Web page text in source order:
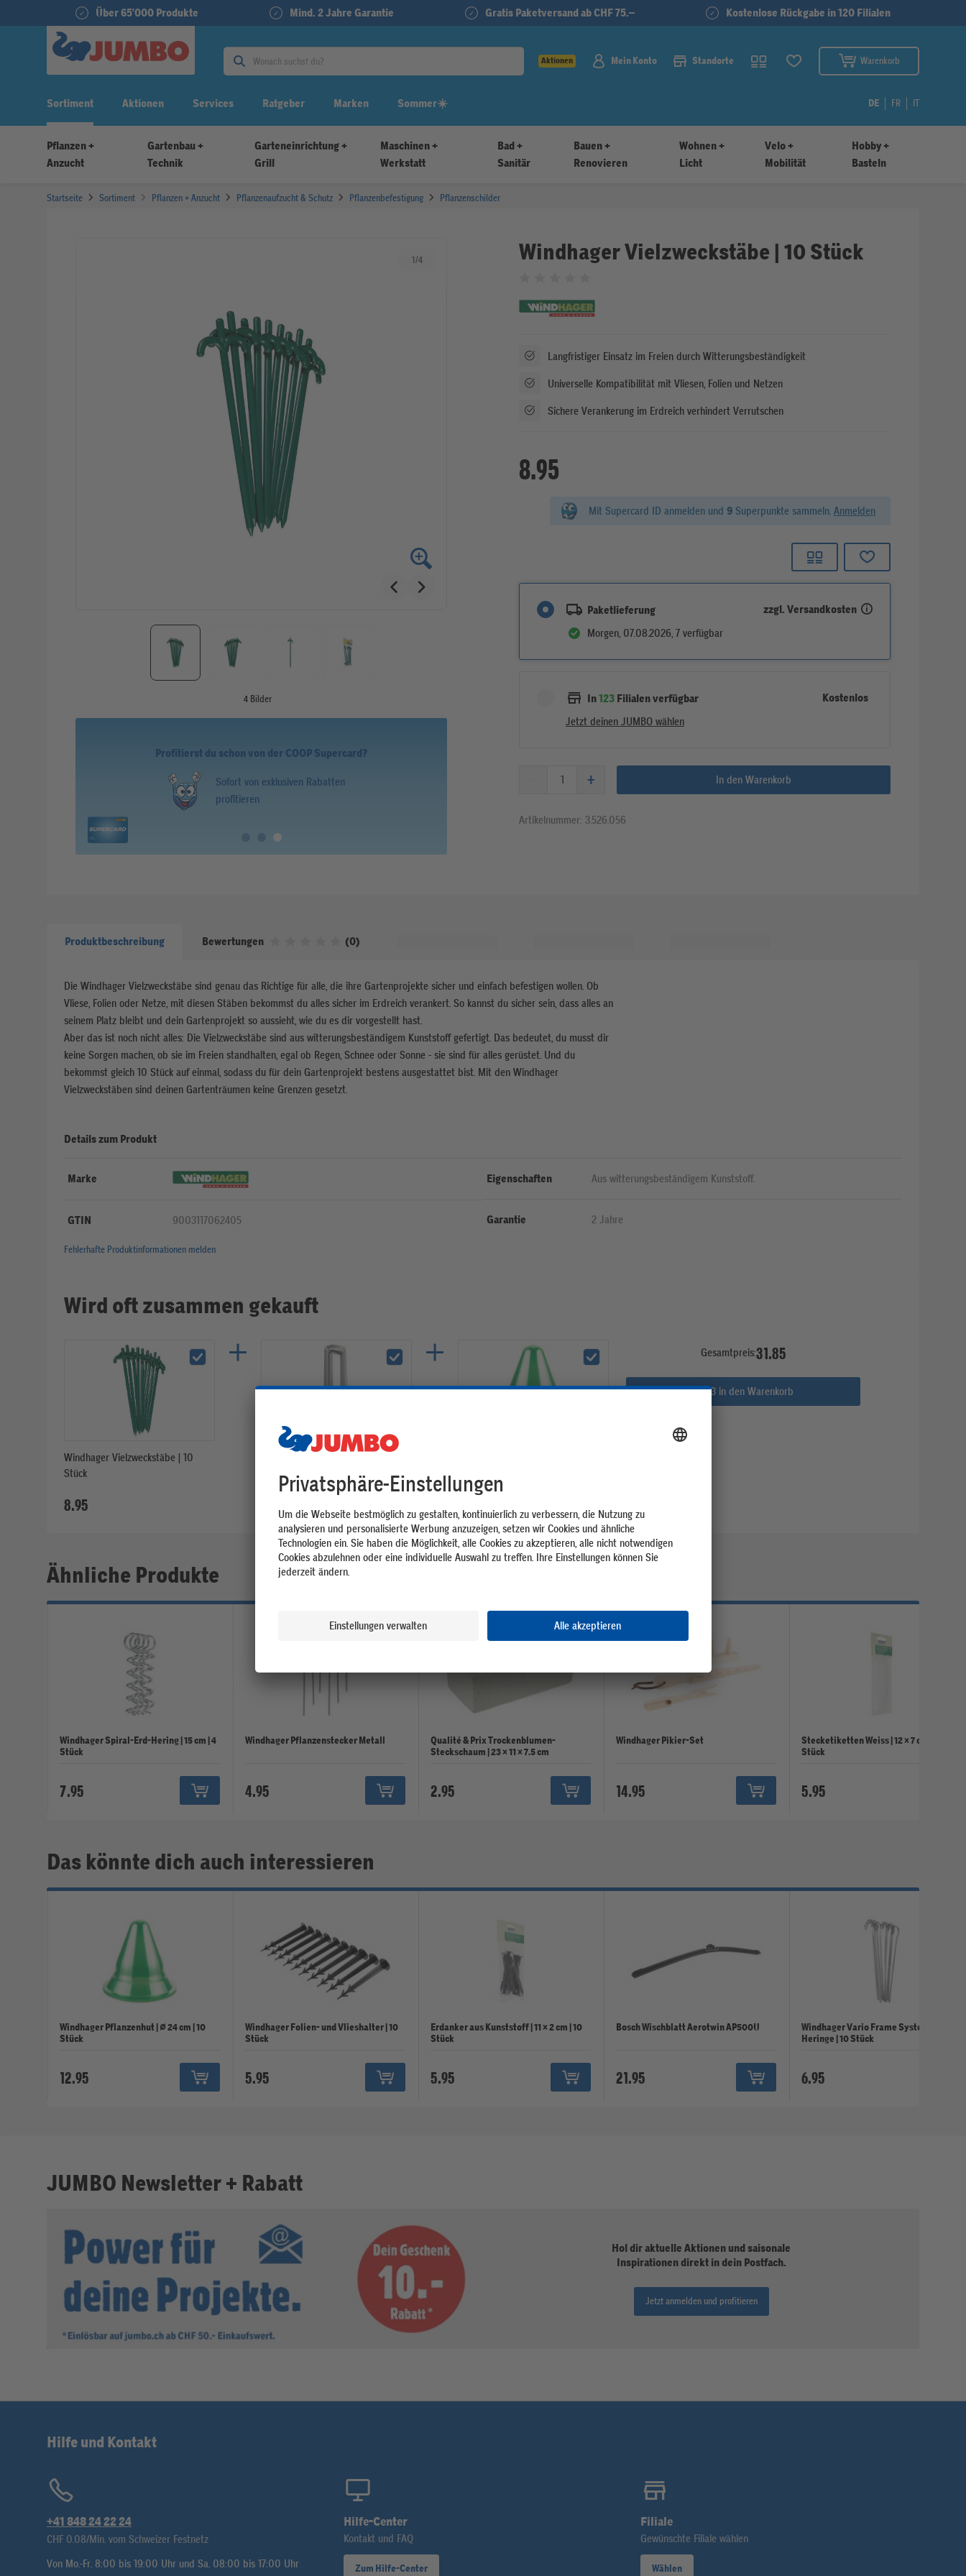
Über 65'000 Produkte Mind. 2 Jahre Garantie Gratis Paketversand ab CHF 75.– Kostenlose Rückgabe in 120 Filialen
Aktionen Mein Konto Standorte Warenkorb
Sortiment
Pflanzen +
Anzucht
Gartenbau +
Technik
Garteneinrichtung +
Grill
Maschinen +
Werkstatt
Bad +
Sanitär
Bauen +
Renovieren
Wohnen +
Licht
Velo +
Mobilität
Hobby +
Basteln
Aktionen Services Ratgeber Marken Sommer☀️ DE FR IT
Startseite Sortiment Pflanzen + Anzucht Pflanzenaufzucht & Schutz Pflanzenbefestigung Pflanzenschilder
1/4
4 Bilder
Windhager Vielzweckstäbe | 10 Stück
Langfristiger Einsatz im Freien durch Witterungsbeständigkeit
Universelle Kompatibilität mit Vliesen, Folien und Netzen
Sichere Verankerung im Erdreich verhindert Verrutschen
8.95
Mit Supercard ID anmelden und 9 Superpunkte sammeln. Anmelden
Paketlieferung zzgl. Versandkosten
Morgen, 07.08.2026, 7 verfügbar
In123 Filialen verfügbar Kostenlos
Jetzt deinen JUMBO wählen
In den Warenkorb
Artikelnummer: 3.526.056
Profitierst du schon von der COOP Supercard?
Sofort von exklusiven Rabatten
profitieren
Produktbeschreibung Bewertungen Bewertet mit 0 von 5 Sternen
(0)
Die Windhager Vielzweckstäbe sind genau das Richtige für alle, die ihre Gartenprojekte sicher und einfach befestigen wollen. Ob
Vliese, Folien oder Netze, mit diesen Stäben bekommst du alles sicher im Erdreich verankert. So kannst du sicher sein, dass alles an
seinem Platz bleibt und dein Gartenprojekt so aussieht, wie du es dir vorgestellt hast.
Aber das ist noch nicht alles: Die Vielzweckstäbe sind aus witterungsbeständigem Kunststoff gefertigt. Das bedeutet, du musst dir
keine Sorgen machen, ob sie im Freien standhalten, egal ob Regen, Schnee oder Sonne - sie sind für alles gerüstet. Und du
bekommst gleich 10 Stück auf einmal, sodass du für dein Gartenprojekt bestens ausgestattet bist. Mit den Windhager
Vielzweckstäben sind deinen Gartenträumen keine Grenzen gesetzt.
Details zum Produkt
Marke
GTIN 9003117062405
Eigenschaften Aus witterungsbeständigem Kunststoff.
Garantie 2 Jahre
Fehlerhafte Produktinformationen melden
Wird oft zusammen gekauft
Windhager Vielzweckstäbe | 10
Stück
8.95
| 4 mm | 10 Stück
Gesamtpreis:31.85
Alle 3 in den Warenkorb
Ähnliche Produkte
Windhager Spiral-Erd-Hering | 15 cm | 4
Stück
7.95
Windhager Pflanzenstecker Metall
4.95
Qualité & Prix Trockenblumen-
Steckschaum | 23 × 11 × 7.5 cm
2.95
Windhager Pikier-Set
14.95
Stecketiketten Weiss | 12 × 7 cm | 20
Stück
5.95
Das könnte dich auch interessieren
Windhager Pflanzenhut | ⌀ 24 cm | 10
Stück
12.95
Windhager Folien- und Vlieshalter | 10
Stück
5.95
Erdanker aus Kunststoff | 11 × 2 cm | 10
Stück
5.95
Bosch Wischblatt Aerotwin AP500U
21.95
Windhager Vario Frame System
Heringe | 10 Stück
6.95
JUMBO Newsletter + Rabatt
Hol dir aktuelle Aktionen und saisonale
Inspirationen direkt in dein Postfach.
Jetzt anmelden und profitieren
Hilfe und Kontakt
+41 848 24 22 24
CHF 0.08/Min. vom Schweizer Festnetz
Von Mo.-Fr. 8:00 bis 19:00 Uhr und Sa. 08:00 bis 17:00 Uhr
Hilfe-Center
Kontakt und FAQ
Zum Hilfe-Center
Filiale
Gewünschte Filiale wählen
Wählen